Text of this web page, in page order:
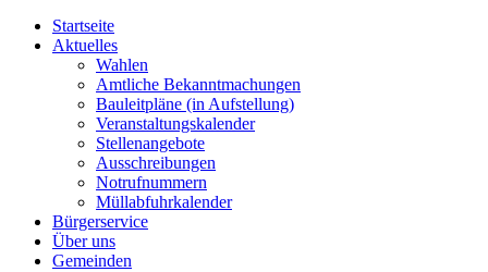
Startseite
Aktuelles
Wahlen
Amtliche Bekanntmachungen
Bauleitpläne (in Aufstellung)
Veranstaltungskalender
Stellenangebote
Ausschreibungen
Notrufnummern
Müllabfuhrkalender
Bürgerservice
Über uns
Gemeinden